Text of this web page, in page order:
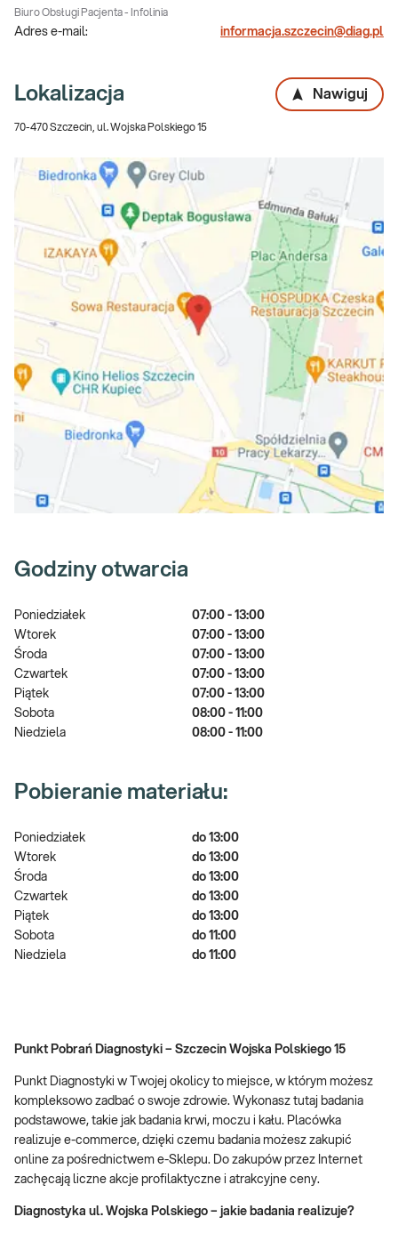
Biuro Obsługi Pacjenta - Infolinia
Adres e-mail: informacja.szczecin@diag.pl
Lokalizacja Nawiguj
70-470 Szczecin, ul. Wojska Polskiego 15
Godziny otwarcia
Poniedziałek
07:00 - 13:00
Wtorek
07:00 - 13:00
Środa
07:00 - 13:00
Czwartek
07:00 - 13:00
Piątek
07:00 - 13:00
Sobota
08:00 - 11:00
Niedziela
08:00 - 11:00
Pobieranie materiału:
Poniedziałek
do 13:00
Wtorek
do 13:00
Środa
do 13:00
Czwartek
do 13:00
Piątek
do 13:00
Sobota
do 11:00
Niedziela
do 11:00
Punkt Pobrań Diagnostyki – Szczecin Wojska Polskiego 15
Punkt Diagnostyki w Twojej okolicy to miejsce, w którym możesz
kompleksowo zadbać o swoje zdrowie. Wykonasz tutaj badania
podstawowe, takie jak badania krwi, moczu i kału. Placówka
realizuje e-commerce, dzięki czemu badania możesz zakupić
online za pośrednictwem e-Sklepu. Do zakupów przez Internet
zachęcają liczne akcje profilaktyczne i atrakcyjne ceny.
Diagnostyka ul. Wojska Polskiego – jakie badania realizuje?